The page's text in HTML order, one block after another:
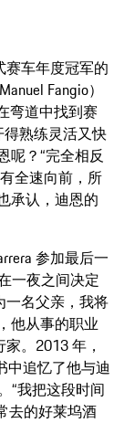
车年度冠军的
Fangio）
弯道中找到赛
熟练灵活又快
呢？“完全相反
全速向前，所
承认，迪恩的
参加最后一
一夜之间决定
一名父亲，我将
他从事的职业
。2013 年，
中追忆了他与迪
“我把这段时间
去的好莱坞酒